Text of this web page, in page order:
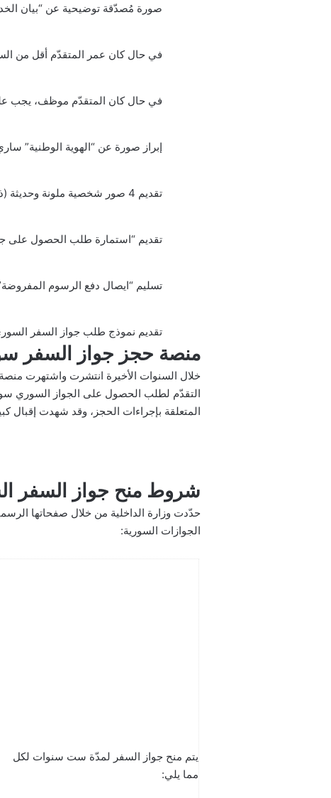
صورة مُصدّقة توضيحية عن “بيان
في حال كان عمر المتقدّم أقل من
في حال كان المتقدّم موظف، يجب عليه
إبراز صورة عن “الهوية الوطنية”
تقديم 4 صور شخصية ملونة وحديثة (ذات خلفية بيضاء).
تقديم “استمارة طلب الحصول على
تسليم “ايصال دفع الرسوم
تقديم نموذج طلب جواز السفر
منصة حجز جواز السفر
خلال السنوات الأخيرة انتشرت واشتهرت
التقدّم لطلب الحصول على الجواز السوري
المتعلقة بإجراءات الحجز، وقد شهدت إقبال
شروط منح جواز السفر
حدّدت وزارة الداخلية من خلال صفحاتها
الجوازات السورية:
يتم منح جواز السفر لمدّة ست سنوات لكل
مما يلي: